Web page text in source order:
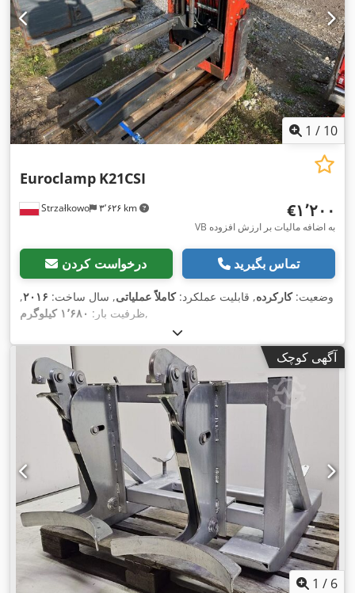
1 / 10
Strzałkowo ۳٬۶۲۶ km
Euroclamp K21CSI
‎€۱٬۲۰۰
VB به اضافه مالیات بر ارزش افزوده
درخواست کردن تماس بگیرید
وضعیت:کارکرده, قابلیت عملکرد:کاملاً عملیاتی, سال ساخت: ۲۰۱۶,
ظرفیت بار: ۱٬۶۸۰ کیلوگرم ,
آگهی کوچک
1 / 6